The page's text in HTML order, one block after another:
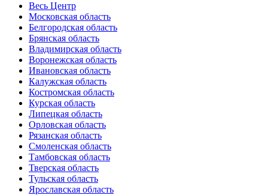
Весь Центр
Московская область
Белгородская область
Брянская область
Владимирская область
Воронежская область
Ивановская область
Калужская область
Костромская область
Курская область
Липецкая область
Орловская область
Рязанская область
Смоленская область
Тамбовская область
Тверская область
Тульская область
Ярославская область